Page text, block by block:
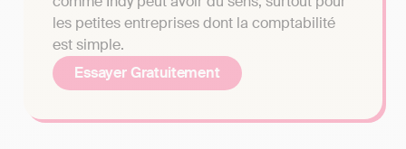
les petites entreprises dont la comptabilité
est simple.
Essayer Gratuitement